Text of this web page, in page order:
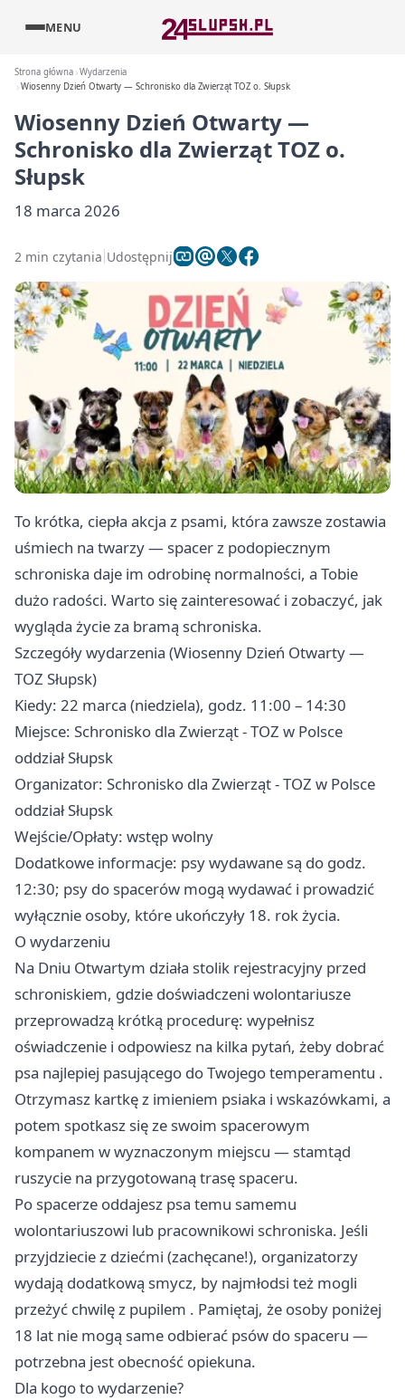
MENU
Strona główna Wydarzenia
Wiosenny Dzień Otwarty — Schronisko dla Zwierząt TOZ o. Słupsk
Wiosenny Dzień Otwarty —
Schronisko dla Zwierząt TOZ o.
Słupsk
18 marca 2026
2 min czytania Udostępnij
To krótka, ciepła akcja z psami, która zawsze zostawia
uśmiech na twarzy — spacer z podopiecznym
schroniska daje im odrobinę normalności, a Tobie
dużo radości. Warto się zainteresować i zobaczyć, jak
wygląda życie za bramą schroniska.
Szczegóły wydarzenia (Wiosenny Dzień Otwarty —
TOZ Słupsk)
Kiedy: 22 marca (niedziela), godz. 11:00 – 14:30
Miejsce: Schronisko dla Zwierząt - TOZ w Polsce
oddział Słupsk
Organizator: Schronisko dla Zwierząt - TOZ w Polsce
oddział Słupsk
Wejście/Opłaty: wstęp wolny
Dodatkowe informacje: psy wydawane są do godz.
12:30; psy do spacerów mogą wydawać i prowadzić
wyłącznie osoby, które ukończyły 18. rok życia.
O wydarzeniu
Na Dniu Otwartym działa stolik rejestracyjny przed
schroniskiem, gdzie doświadczeni wolontariusze
przeprowadzą krótką procedurę: wypełnisz
oświadczenie i odpowiesz na kilka pytań, żeby dobrać
psa najlepiej pasującego do Twojego temperamentu .
Otrzymasz kartkę z imieniem psiaka i wskazówkami, a
potem spotkasz się ze swoim spacerowym
kompanem w wyznaczonym miejscu — stamtąd
ruszycie na przygotowaną trasę spaceru.
Po spacerze oddajesz psa temu samemu
wolontariuszowi lub pracownikowi schroniska. Jeśli
przyjdziecie z dziećmi (zachęcane!), organizatorzy
wydają dodatkową smycz, by najmłodsi też mogli
przeżyć chwilę z pupilem . Pamiętaj, że osoby poniżej
18 lat nie mogą same odbierać psów do spaceru —
potrzebna jest obecność opiekuna.
Dla kogo to wydarzenie?